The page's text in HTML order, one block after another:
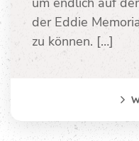
der Eddie
zu können. […]